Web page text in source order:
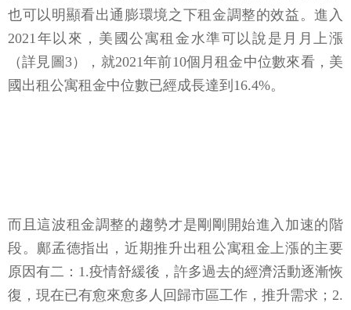
也可以明顯看出通膨環境之下租金調整的效益。進入
2021年以來，美國公寓租金水準可以說是月月上漲
（詳見圖3），就2021年前10個月租金中位數來看，美
國出租公寓租金中位數已經成長達到16.4%。
而且這波租金調整的趨勢才是剛剛開始進入加速的階
段。鄺孟德指出，近期推升出租公寓租金上漲的主要
原因有二：1.疫情舒緩後，許多過去的經濟活動逐漸恢
復，現在已有愈來愈多人回歸市區工作，推升需求；2.